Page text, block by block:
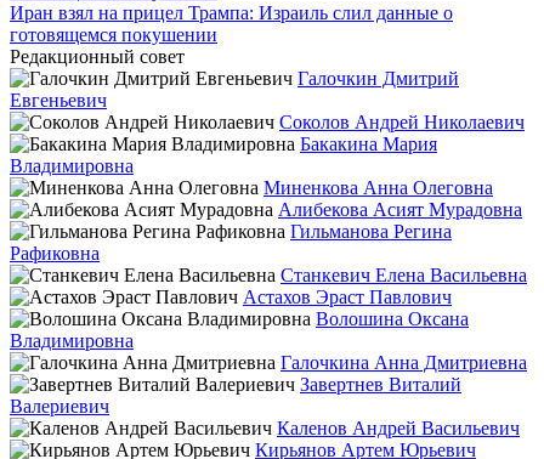
Иран взял на прицел Трампа: Израиль слил данные о
готовящемся покушении
Редакционный совет
Галочкин Дмитрий
Евгеньевич
Соколов Андрей Николаевич
Бакакина Мария
Владимировна
Миненкова Анна Олеговна
Алибекова Асият Мурадовна
Гильманова Регина
Рафиковна
Станкевич Елена Васильевна
Астахов Эраст Павлович
Волошина Оксана
Владимировна
Галочкина Анна Дмитриевна
Завертнев Виталий
Валериевич
Каленов Андрей Васильевич
Кирьянов Артем Юрьевич